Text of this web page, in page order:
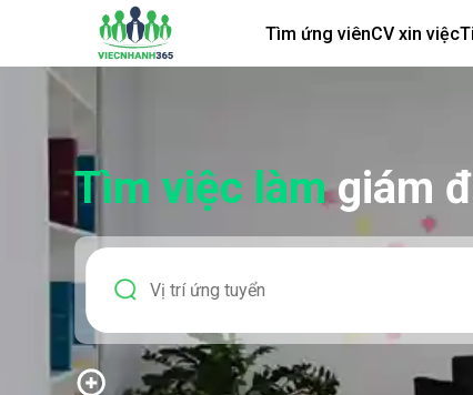
Tìm ứng viênCV xin việc
Tìm việc làmgiám